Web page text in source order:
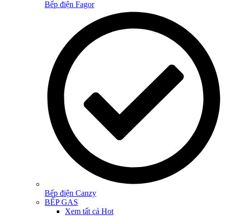
Bếp điện Fagor
Bếp điện Canzy
BẾP GAS
Xem tất cả Hot